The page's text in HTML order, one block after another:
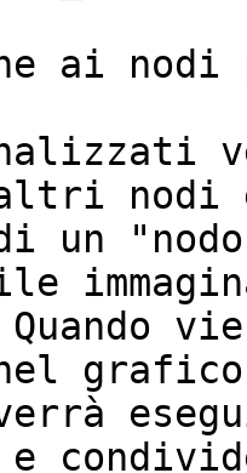
ai nodi
nodi
"nodo